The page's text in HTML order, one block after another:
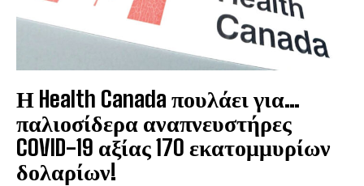
Η Health Canada πουλάει για…
παλιοσίδερα αναπνευστήρες
COVID-19 αξίας 170 εκατομμυρίων
δολαρίων!